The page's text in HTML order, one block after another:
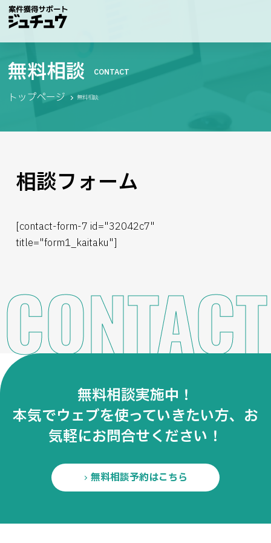
無料相談 CONTACT
トップページ 無料相談
相談フォーム
[contact-form-7 id="32042c7"
title="form1_kaitaku"]
CONTACT
無料相談実施中！
本気でウェブを使っていきたい方、お
気軽にお問合せください！
無料相談予約はこちら